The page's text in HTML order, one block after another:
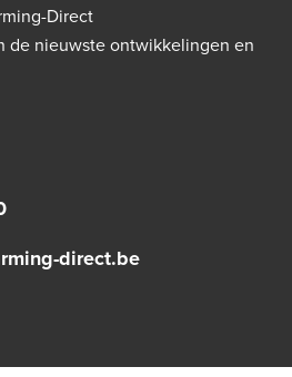
direct.be
Direct
de nieuwste ontwikkelingen en